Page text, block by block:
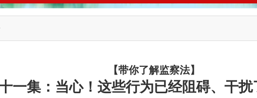
【带你了解监察法】
一集：当心！这些行为已经阻碍、干